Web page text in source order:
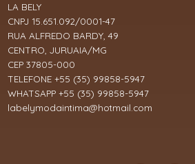
LA BELY
CNPJ 15.651.092/0001-47
RUA ALFREDO BARDY, 49
CENTRO, JURUAIA/MG
CEP 37805-000
TELEFONE +55 (35) 99858-5947
WHATSAPP +55 (35) 99858-5947
labelymodaintima@hotmail.com